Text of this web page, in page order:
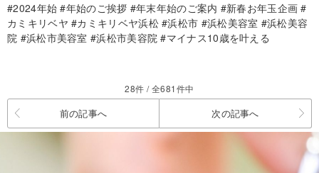
#2024年始 #年始のご挨拶 #年末年始のご案内 #新春お年玉企画 #
カミキリベヤ #カミキリベヤ浜松 #浜松市 #浜松美容室 #浜松美容
院 #浜松市美容室 #浜松市美容院 #マイナス10歳を叶える
28件 / 全681件中
前の記事へ 次の記事へ